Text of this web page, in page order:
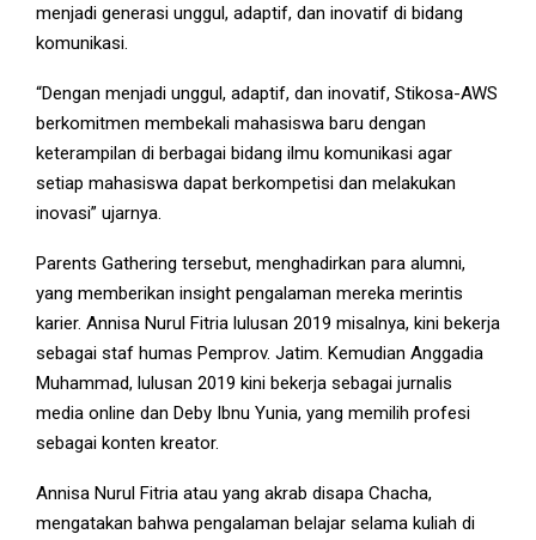
menjadi generasi unggul, adaptif, dan inovatif di bidang
komunikasi.
“Dengan menjadi unggul, adaptif, dan inovatif, Stikosa-AWS
berkomitmen membekali mahasiswa baru dengan
keterampilan di berbagai bidang ilmu komunikasi agar
setiap mahasiswa dapat berkompetisi dan melakukan
inovasi” ujarnya.
Parents Gathering tersebut, menghadirkan para alumni,
yang memberikan insight pengalaman mereka merintis
karier. Annisa Nurul Fitria lulusan 2019 misalnya, kini bekerja
sebagai staf humas Pemprov. Jatim. Kemudian Anggadia
Muhammad, lulusan 2019 kini bekerja sebagai jurnalis
media online dan Deby Ibnu Yunia, yang memilih profesi
sebagai konten kreator.
Annisa Nurul Fitria atau yang akrab disapa Chacha,
mengatakan bahwa pengalaman belajar selama kuliah di